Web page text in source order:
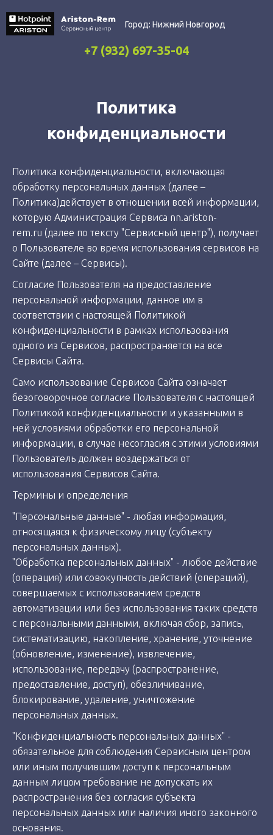
Город: Нижний Новгород
+7 (932) 697-35-04
Политика
конфиденциальности
Политика конфиденциальности, включающая
обработку персональных данных (далее –
Политика)действует в отношении всей информации,
которую Администрация Сервиса nn.ariston-
rem.ru (далее по тексту "Сервисный центр"), получает
о Пользователе во время использования сервисов на
Сайте (далее – Сервисы).
Согласие Пользователя на предоставление
персональной информации, данное им в
соответствии с настоящей Политикой
конфиденциальности в рамках использования
одного из Сервисов, распространяется на все
Сервисы Сайта.
Само использование Сервисов Сайта означает
безоговорочное согласие Пользователя с настоящей
Политикой конфиденциальности и указанными в
ней условиями обработки его персональной
информации, в случае несогласия с этими условиями
Пользователь должен воздержаться от
использования Сервисов Сайта.
Термины и определения
"Персональные данные" - любая информация,
относящаяся к физическому лицу (субъекту
персональных данных).
"Обработка персональных данных" - любое действие
(операция) или совокупность действий (операций),
совершаемых с использованием средств
автоматизации или без использования таких средств
с персональными данными, включая сбор, запись,
систематизацию, накопление, хранение, уточнение
(обновление, изменение), извлечение,
использование, передачу (распространение,
предоставление, доступ), обезличивание,
блокирование, удаление, уничтожение
персональных данных.
"Конфиденциальность персональных данных" -
обязательное для соблюдения Сервисным центром
или иным получившим доступ к персональным
данным лицом требование не допускать их
распространения без согласия субъекта
персональных данных или наличия иного законного
основания.